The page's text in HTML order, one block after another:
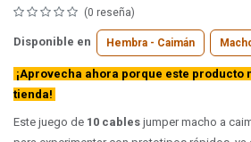
(0 reseña)
Disponible en Hembra - Caimán
¡Aprovecha ahora porque este producto
tienda!
Este juego de 10 cables jumper macho a